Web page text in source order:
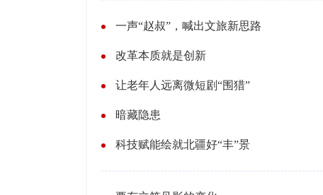
一声“赵叔”，喊出文旅新思路
改革本质就是创新
让老年人远离微短剧“围猎”
暗藏隐患
科技赋能绘就北疆好“丰”景